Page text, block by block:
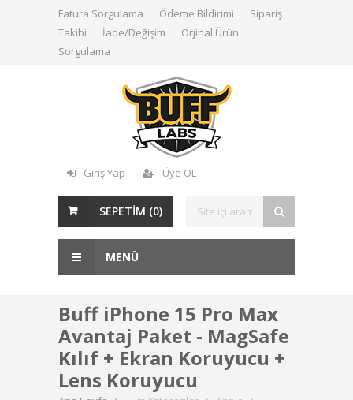
Fatura Sorgulama Ödeme Bildirimi
Sipariş
Takibi
İade/Değişim
Orjinal Ürün
Sorgulama
Giriş Yap Üye OL
SEPETİM (0)
MENÜ
Buff iPhone 15 Pro Max
Avantaj Paket - MagSafe
Kılıf + Ekran Koruyucu +
Lens Koruyucu